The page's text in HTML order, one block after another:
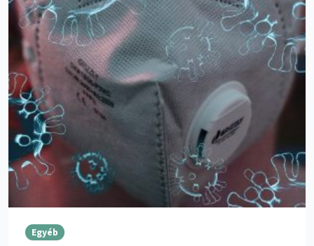
Egyéb